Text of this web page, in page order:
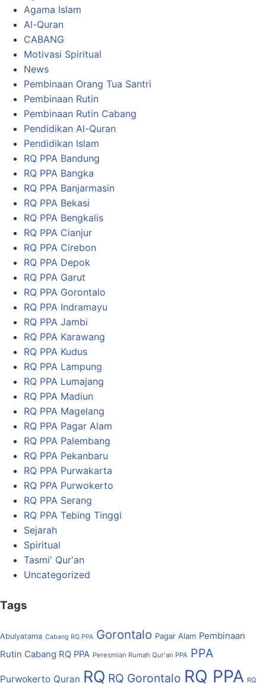
Agama Islam
Al-Quran
CABANG
Motivasi Spiritual
News
Pembinaan Orang Tua Santri
Pembinaan Rutin
Pembinaan Rutin Cabang
Pendidikan Al-Quran
Pendidikan Islam
RQ PPA Bandung
RQ PPA Bangka
RQ PPA Banjarmasin
RQ PPA Bekasi
RQ PPA Bengkalis
RQ PPA Cianjur
RQ PPA Cirebon
RQ PPA Depok
RQ PPA Garut
RQ PPA Gorontalo
RQ PPA Indramayu
RQ PPA Jambi
RQ PPA Karawang
RQ PPA Kudus
RQ PPA Lampung
RQ PPA Lumajang
RQ PPA Madiun
RQ PPA Magelang
RQ PPA Pagar Alam
RQ PPA Palembang
RQ PPA Pekanbaru
RQ PPA Purwakarta
RQ PPA Purwokerto
RQ PPA Serang
RQ PPA Tebing Tinggi
Sejarah
Spiritual
Tasmi' Qur'an
Uncategorized
Tags
Abulyatama Cabang RQ PPA Gorontalo Pagar Alam Pembinaan
Rutin Cabang RQ PPA Peresmian Rumah Qur'an PPA PPA
Purwokerto Quran RQ RQ Gorontalo RQ PPA RQ